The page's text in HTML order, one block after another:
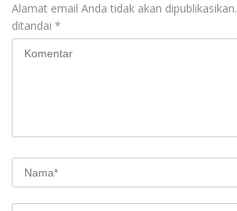
Alamat email Anda tidak akan dipublikasikan.
ditandai *